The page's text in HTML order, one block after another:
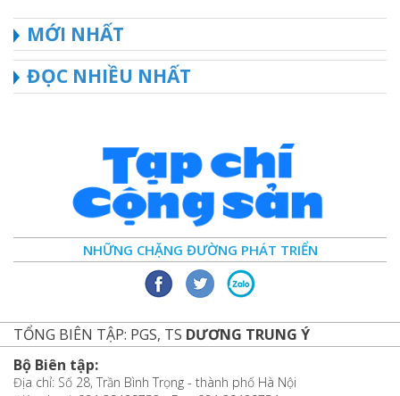
MỚI NHẤT
ĐỌC NHIỀU NHẤT
NHỮNG CHẶNG ĐƯỜNG PHÁT TRIỂN
TỔNG BIÊN TẬP: PGS, TS DƯƠNG TRUNG Ý
Bộ Biên tập:
Địa chỉ: Số 28, Trần Bình Trọng - thành phố Hà Nội